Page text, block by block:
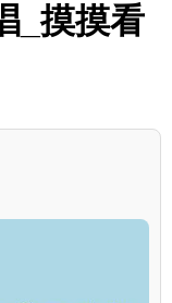
_摸摸看